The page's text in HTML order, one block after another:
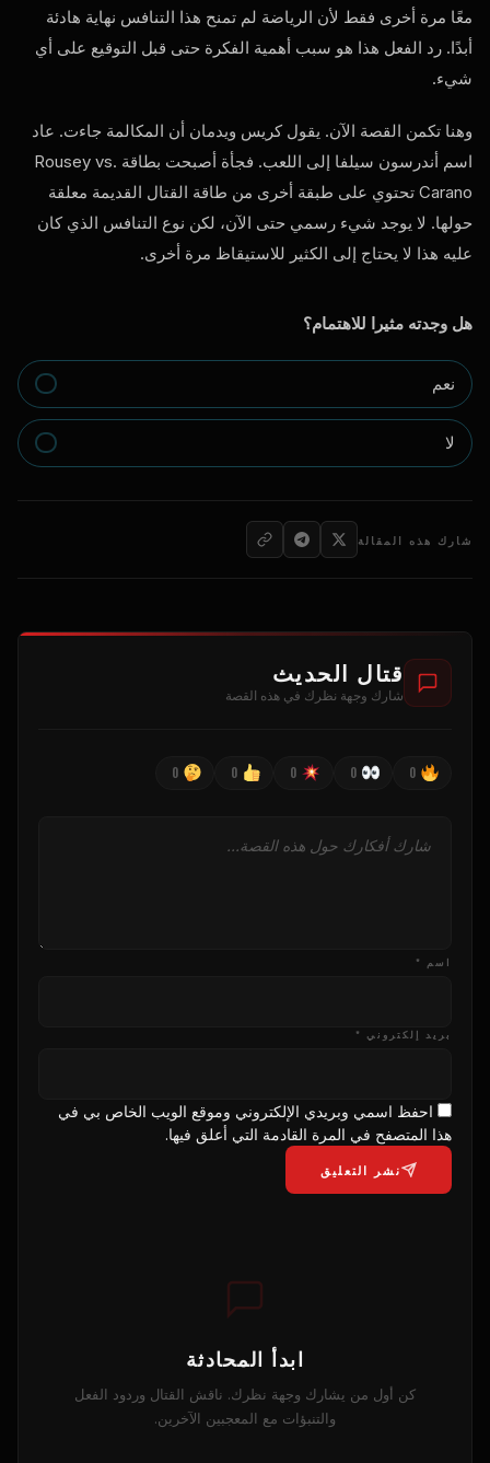
معًا مرة أخرى فقط لأن الرياضة لم تمنح هذا التنافس نهاية هادئة
أبدًا. رد الفعل هذا هو سبب أهمية الفكرة حتى قبل التوقيع على أي
شيء.
وهنا تكمن القصة الآن. يقول كريس ويدمان أن المكالمة جاءت. عاد
اسم أندرسون سيلفا إلى اللعب. فجأة أصبحت بطاقة Rousey vs.
Carano تحتوي على طبقة أخرى من طاقة القتال القديمة معلقة
حولها. لا يوجد شيء رسمي حتى الآن، لكن نوع التنافس الذي كان
عليه هذا لا يحتاج إلى الكثير للاستيقاظ مرة أخرى.
هل وجدته مثيرا للاهتمام؟
نعم
لا
شارك هذه المقالة
قتال الحديث
شارك وجهة نظرك في هذه القصة
0
0
0
0
0
اسم *
بريد إلكتروني *
احفظ اسمي وبريدي الإلكتروني وموقع الويب الخاص بي في
هذا المتصفح في المرة القادمة التي أعلق فيها.
نشر التعليق
ابدأ المحادثة
كن أول من يشارك وجهة نظرك. ناقش القتال وردود الفعل
والتنبؤات مع المعجبين الآخرين.